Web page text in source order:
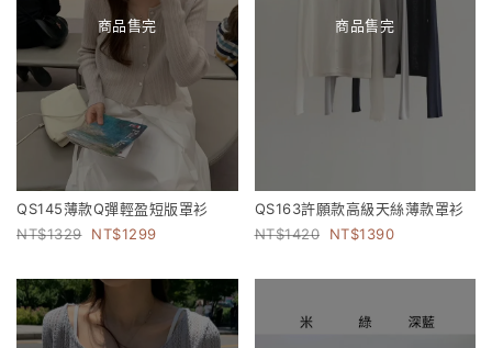
商品售完
QS145薄款Q彈輕盈短版罩衫
1329
1299
商品售完
QS163許願款高級天絲薄款罩衫
1420
1390